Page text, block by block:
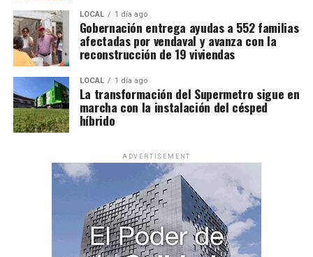
LOCAL 1 día ago
Gobernación entrega ayudas a 552 familias
afectadas por vendaval y avanza con la
reconstrucción de 19 viviendas
LOCAL 1 día ago
La transformación del Supermetro sigue en
marcha con la instalación del césped
híbrido
ADVERTISEMENT